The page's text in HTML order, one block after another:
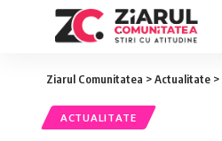
Ziarul Comunitatea >Actualitate >
ACTUALITATE